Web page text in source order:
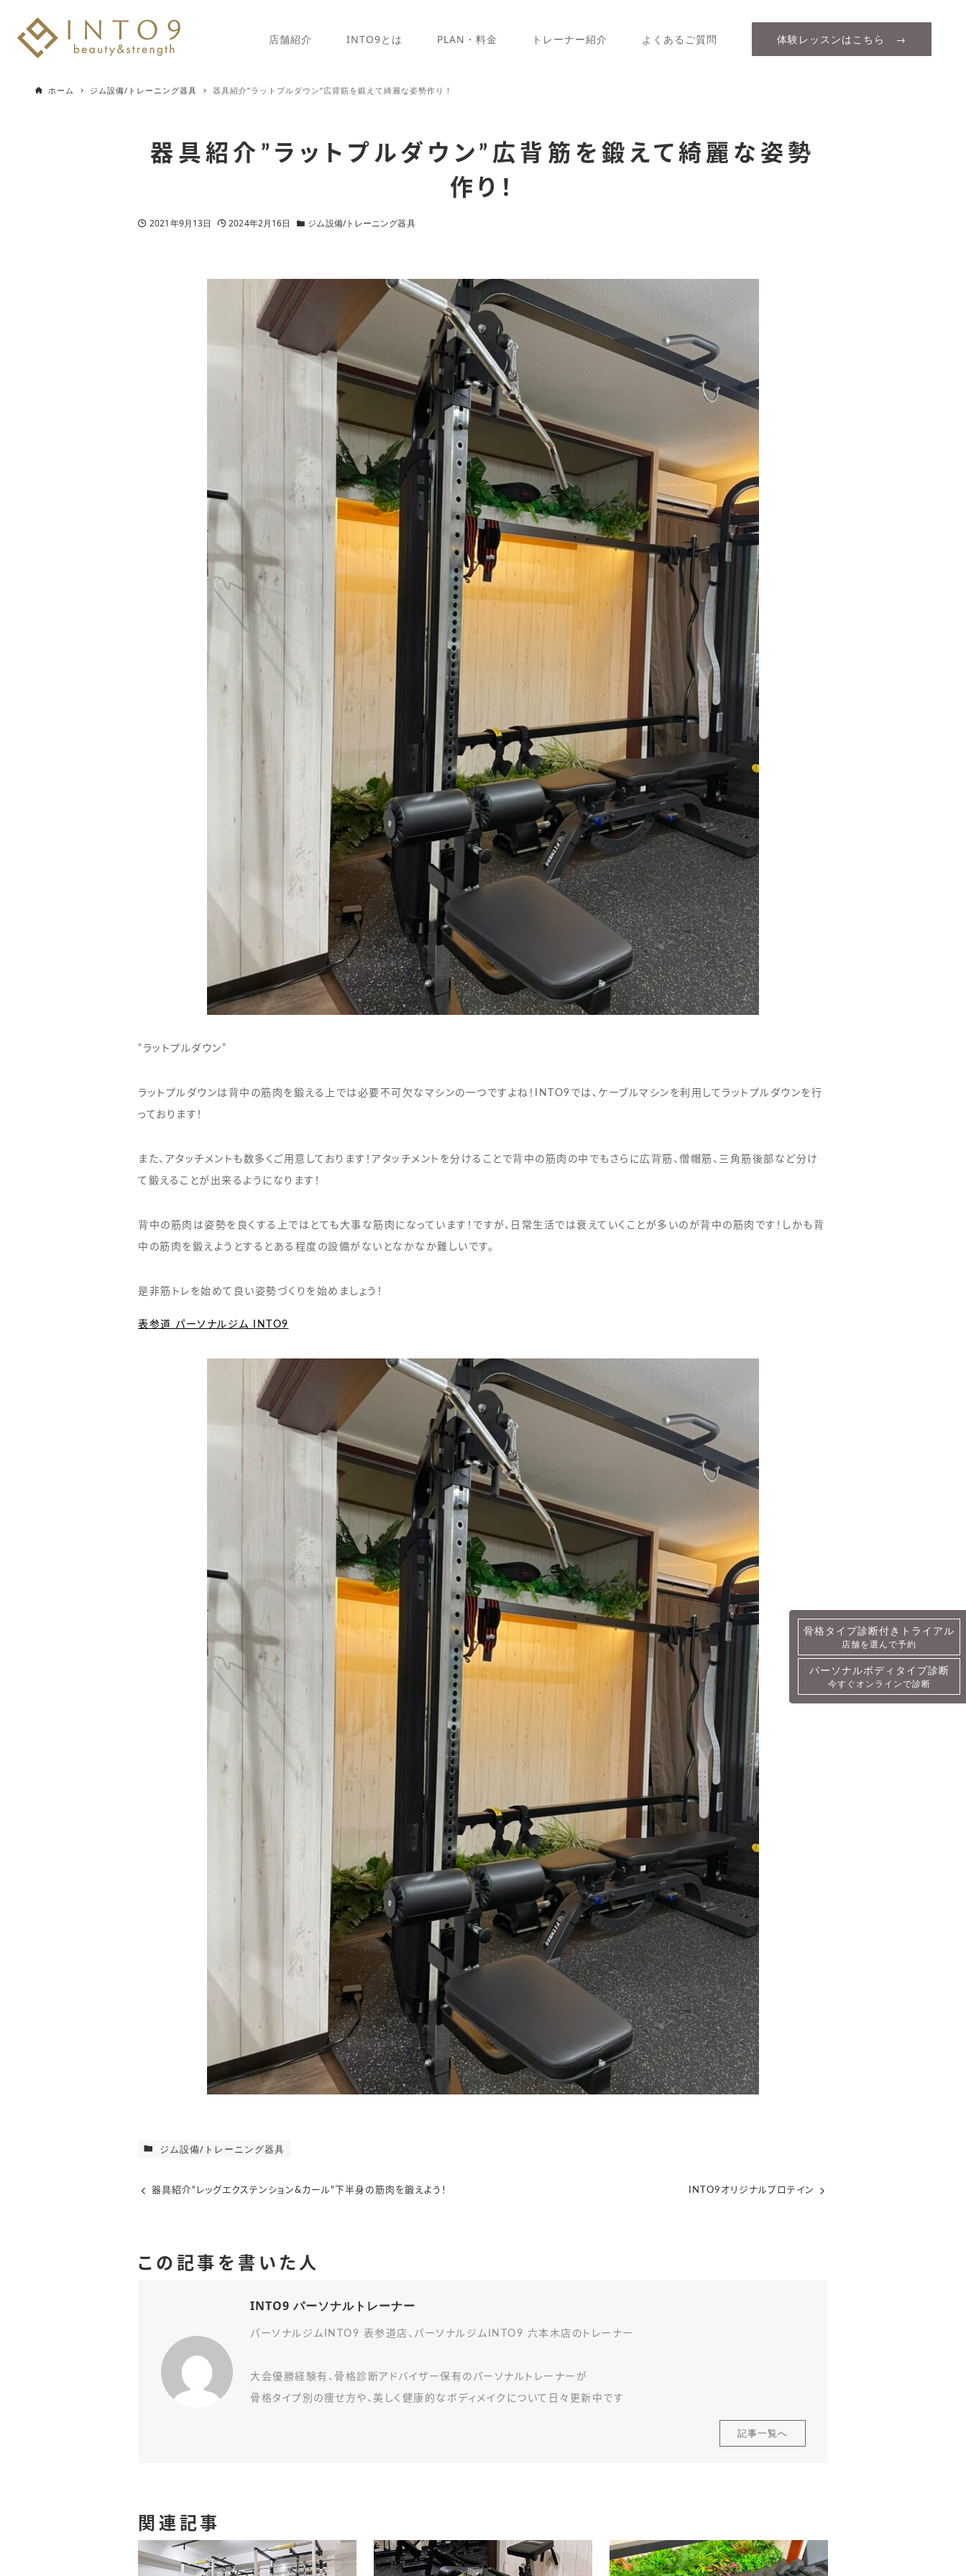
店舗紹介 INTO9とは PLAN・料金 トレーナー紹介 よくあるご質問 体験レッスンはこちら →
ホーム ジム設備/トレーニング器具 器具紹介”ラットプルダウン”広背筋を鍛えて綺麗な姿勢作り！
器具紹介”ラットプルダウン”広背筋を鍛えて綺麗な姿勢
作り！
2021年9月13日 2024年2月16日 ジム設備/トレーニング器具
“ラットプルダウン”
ラットプルダウンは背中の筋肉を鍛える上では必要不可欠なマシンの一つですよね！INTO9では、ケーブルマシンを利用してラットプルダウンを行
っております！
また、アタッチメントも数多くご用意しております！アタッチメントを分けることで背中の筋肉の中でもさらに広背筋、僧帽筋、三角筋後部など分け
て鍛えることが出来るようになります！
背中の筋肉は姿勢を良くする上ではとても大事な筋肉になっています！ですが、日常生活では衰えていくことが多いのが背中の筋肉です！しかも背
中の筋肉を鍛えようとするとある程度の設備がないとなかなか難しいです。
是非筋トレを始めて良い姿勢づくりを始めましょう！
表参道 パーソナルジム INTO9
ジム設備/トレーニング器具
器具紹介"レッグエクステンション&カール"下半身の筋肉を鍛えよう！ INTO9オリジナルプロテイン
この記事を書いた人
INTO9 パーソナルトレーナー
パーソナルジムINTO9 表参道店、パーソナルジムINTO9 六本木店のトレーナー
大会優勝経験有、骨格診断アドバイザー保有のパーソナルトレーナーが
骨格タイプ別の痩せ方や、美しく健康的なボディメイクについて日々更新中です
記事一覧へ
関連記事
骨格タイプ診断付きトライアル
詳細・予約
パーソナルボディタイプ診断
今すぐオンラインで診断
骨格タイプ診断付きトライアル
店舗を選んで予約
パーソナルボディタイプ診断
今すぐオンラインで診断